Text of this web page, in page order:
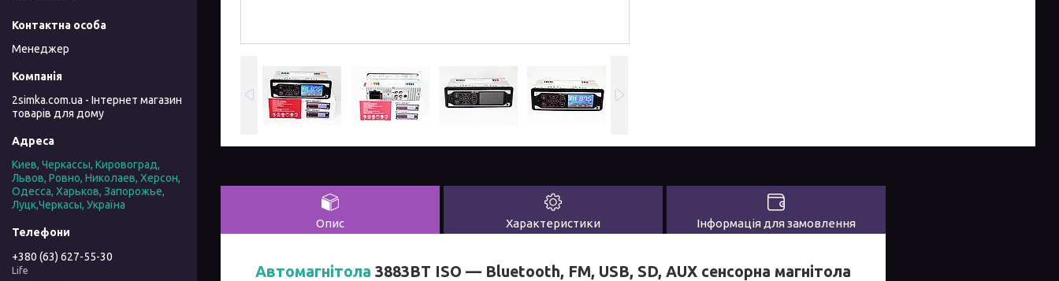
Опис Характеристики Інформація для замовлення
Автомагнітола 3883BT ISO — Bluetooth, FM, USB, SD, AUX сенсорна магнітола
Менеджер
2simka.com.ua - Інтернет магазин
товарів для дому
Киев, Черкассы, Кировоград,
Львов, Ровно, Николаев, Херсон,
Одесса, Харьков, Запорожье,
Луцк,Черкасы, Україна
+380 (63) 627-55-30
Life